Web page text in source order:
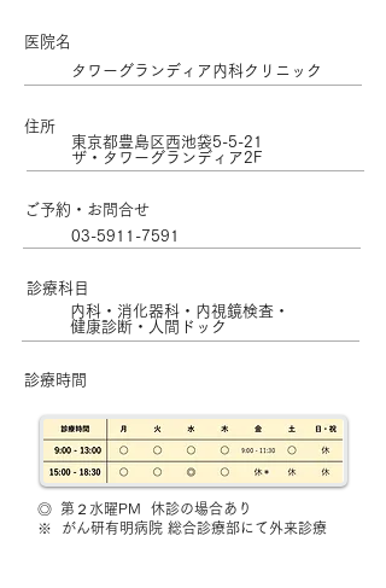
医院名
​​タワーグランディア内科クリニック
住所
東京都豊島区西池袋5-5-21
ザ・タワーグランディア2F
ご予約・お問合せ
03-5911-7591
診療科目
内科・消化器科・内視鏡検査・
健康診断・人間ドック
診療時間
◎
第２水曜PM 休診の場合あり
※ がん研有明病院 総合診療部にて外来診療